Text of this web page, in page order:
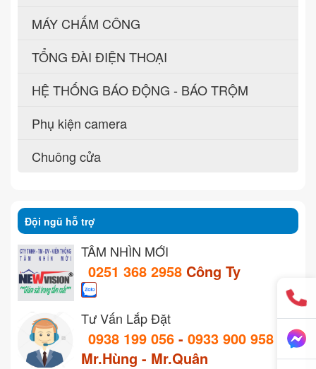
MÁY CHẤM CÔNG
TỔNG ĐÀI ĐIỆN THOẠI
HỆ THỐNG BÁO ĐỘNG - BÁO TRỘM
Phụ kiện camera
Chuông cửa
Đội ngũ hỗ trợ
TẦM NHÌN MỚI
0251 368 2958 Công Ty
Tư Vấn Lắp Đặt
0938 199 056 - 0933 900 958
Mr.Hùng - Mr.Quân